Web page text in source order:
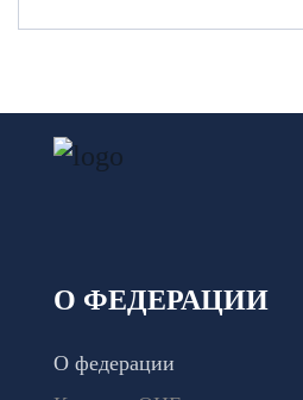
О ФЕДЕРАЦИИ
О федерации